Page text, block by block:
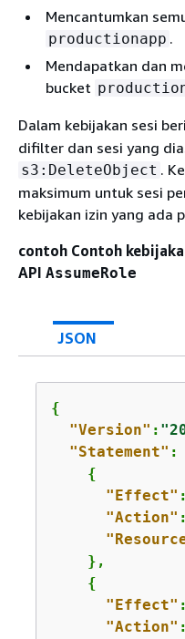
Mencantumkan
productionapp .
Mendapatkan dan
bucket
Dalam kebijakan sesi
difilter dan sesi yang
s3:DeleteObject .
maksimum untuk sesi
kebijakan izin yang ada
contoh Contoh
API AssumeRole
JSON
{
"Version" :
"Statement" :
{
"Effect"
"Action"
    },
{
"Effect"
"Action"